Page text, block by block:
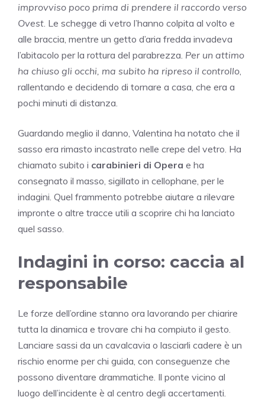
improvviso poco prima di prendere il raccordo verso
Ovest . Le schegge di vetro l’hanno colpita al volto e
alle braccia, mentre un getto d’aria fredda invadeva
l’abitacolo per la rottura del parabrezza. Per un attimo
ha chiuso gli occhi, ma subito ha ripreso il controllo
rallentando e decidendo di tornare a casa, che era a
pochi minuti di distanza.
Guardando meglio il danno, Valentina ha notato che il
sasso era rimasto incastrato nelle crepe del vetro. Ha
chiamato subito i carabinieri di Opera e ha
consegnato il masso, sigillato in cellophane, per le
indagini. Quel frammento potrebbe aiutare a rilevare
impronte o altre tracce utili a scoprire chi ha lanciato
quel sasso.
Indagini in corso: caccia al
responsabile
Le forze dell’ordine stanno ora lavorando per chiarire
tutta la dinamica e trovare chi ha compiuto il gesto.
Lanciare sassi da un cavalcavia o lasciarli cadere è un
rischio enorme per chi guida, con conseguenze che
possono diventare drammatiche. Il ponte vicino al
luogo dell’incidente è al centro degli accertamenti.